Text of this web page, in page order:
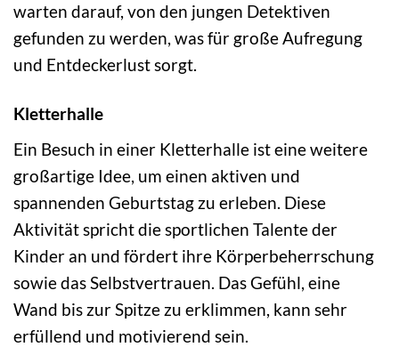
warten darauf, von den jungen Detektiven
gefunden zu werden, was für große Aufregung
und Entdeckerlust sorgt.
Kletterhalle
Ein Besuch in einer Kletterhalle ist eine weitere
großartige Idee, um einen aktiven und
spannenden Geburtstag zu erleben. Diese
Aktivität spricht die sportlichen Talente der
Kinder an und fördert ihre Körperbeherrschung
sowie das Selbstvertrauen. Das Gefühl, eine
Wand bis zur Spitze zu erklimmen, kann sehr
erfüllend und motivierend sein.